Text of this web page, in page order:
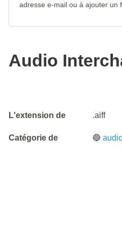
adresse e-mail ou à ajouter un
Audio
L'extension de .aiff
Catégorie de 🔵